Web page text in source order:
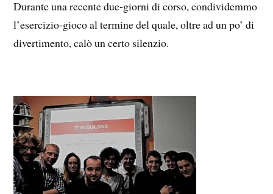
Durante una recente due-giorni di corso, condividemmo
l’esercizio-gioco al termine del quale, oltre ad un po’ di
divertimento, calò un certo silenzio.